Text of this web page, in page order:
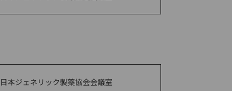
日本ジェネリック製薬協会会議室